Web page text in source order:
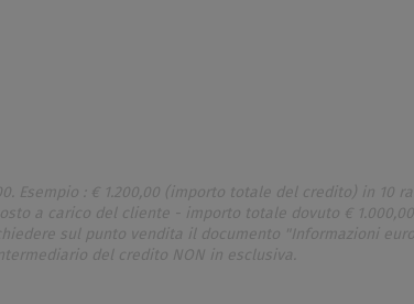
: € 1.200,00 (importo totale del credito) in 10
a carico del cliente - importo totale dovuto €
sul punto vendita il documento "Informazioni
del credito NON in esclusiva.